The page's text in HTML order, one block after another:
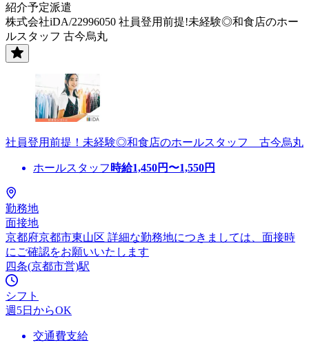
紹介予定派遣
株式会社iDA/22996050 社員登用前提!未経験◎和食店のホー
ルスタッフ 古今烏丸
社員登用前提！未経験◎和食店のホールスタッフ 古今烏丸
ホールスタッフ 時給1,450円〜1,550円
勤務地
面接地
京都府京都市東山区 詳細な勤務地につきましては、面接時
にご確認をお願いいたします
四条(京都市営)駅
シフト
週5日からOK
交通費支給